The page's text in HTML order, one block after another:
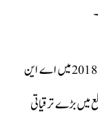
انہوں نے منگل کو اوگھی میں صحافیوں کو بتایا کہ "میں نے 2018 میں اے این
میں بڑے ترقیاتی